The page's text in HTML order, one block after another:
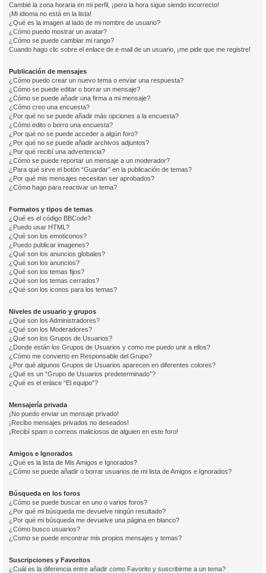
Cambié la zona horaria en mi perfil, ¡pero la hora sigue siendo incorrecto!
¡Mi idioma no está en la lista!
¿Qué es la imagen al lado de mi nombre de usuario?
¿Cómo puedo mostrar un avatar?
¿Cómo se puede cambiar mi rango?
Cuando hago clic sobre el enlace de e-mail de un usuario, ¡me pide que me registre!
Publicación de mensajes
¿Cómo puedo crear un nuevo tema o enviar una respuesta?
¿Cómo se puede editar o borrar un mensaje?
¿Cómo se puede añadir una firma a mi mensaje?
¿Cómo creo una encuesta?
¿Por qué no se puede añadir más opciones a la encuesta?
¿Cómo edito o borro una encuesta?
¿Por qué no se puede acceder a algún foro?
¿Por qué no se puede añadir archivos adjuntos?
¿Por qué recibí una advertencia?
¿Cómo se puede reportar un mensaje a un moderador?
¿Para qué sirve el botón “Guardar” en la publicación de temas?
¿Por qué mis mensajes necesitan ser aprobados?
¿Cómo hago para reactivar un tema?
Formatos y tipos de temas
¿Qué es el código BBCode?
¿Puedo usar HTML?
¿Qué son los emoticonos?
¿Puedo publicar imagenes?
¿Qué son los anuncios globales?
¿Qué son los anuncios?
¿Qué son los temas fijos?
¿Qué son los temas cerrados?
¿Qué son los iconos para los temas?
Niveles de usuario y grupos
¿Qué son los Administradores?
¿Qué son los Moderadores?
¿Qué son los Grupos de Usuarios?
¿Donde están los Grupos de Usuarios y como me puedo unir a ellos?
¿Cómo me convierto en Responsable del Grupo?
¿Por qué algunos Grupos de Usuarios aparecen en diferentes colores?
¿Qué es un “Grupo de Usuarios predeterminado”?
¿Qué es el enlace “El equipo”?
Mensajería privada
¡No puedo enviar un mensaje privado!
¡Recibo mensajes privados no deseados!
¡Recibí spam o correos maliciosos de alguien en este foro!
Amigos e Ignorados
¿Qué es la lista de Mis Amigos e Ignorados?
¿Cómo se puede añadir o borrar usuarios de mi lista de Amigos e Ignorados?
Búsqueda en los foros
¿Cómo se puede buscar en uno o varios foros?
¿Por qué mi búsqueda me devuelve ningún resultado?
¿Por qué mi búsqueda me devuelve una página en blanco?
¿Cómo busco usuarios?
¿Como se puede encontrar mis propios mensajes y temas?
Suscripciones y Favoritos
¿Cuál es la diferencia entre añadir como Favorito y suscribirme a un tema?